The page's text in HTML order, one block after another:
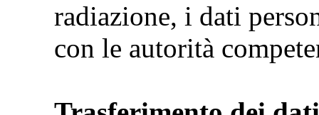
radiazione, i dati
con le autorità